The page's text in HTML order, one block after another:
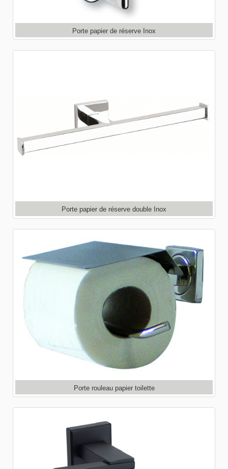
Porte papier de réserve Inox
Porte papier de réserve double Inox
Porte rouleau papier toilette